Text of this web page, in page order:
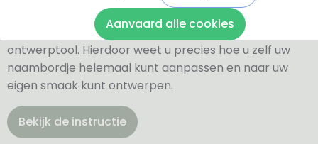
Via onderstaande knop komt u bij een instructie en
een tutorial die u een rondleiding geeft door de
ontwerptool. Hierdoor weet u precies hoe u zelf uw
naambordje helemaal kunt aanpassen en naar uw
eigen smaak kunt ontwerpen.
Bekijk de instructie
Aanvaard alle cookies